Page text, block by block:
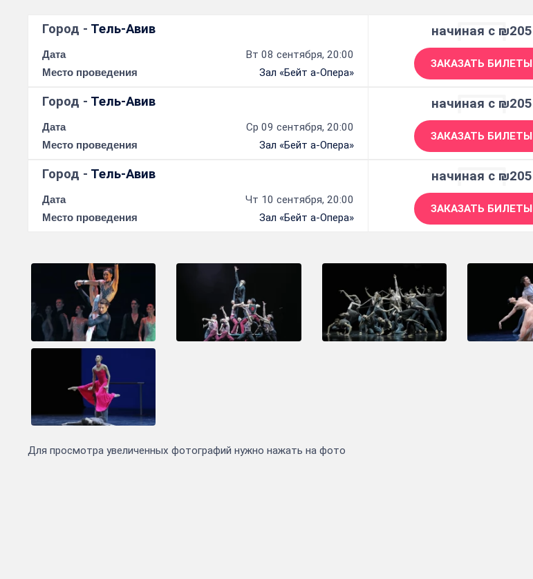
Город - Тель-Авив
Дата Вт 08 сентября, 20:00
Место проведения Зал «Бейт а-Опера»
начиная с ₪205
ЗАКАЗАТЬ БИЛЕТЫ
Город - Тель-Авив
Дата Ср 09 сентября, 20:00
Место проведения Зал «Бейт а-Опера»
начиная с ₪205
ЗАКАЗАТЬ БИЛЕТЫ
Город - Тель-Авив
Дата Чт 10 сентября, 20:00
Место проведения Зал «Бейт а-Опера»
начиная с ₪205
ЗАКАЗАТЬ БИЛЕТЫ
Для просмотра увеличенных фотографий нужно нажать на фото